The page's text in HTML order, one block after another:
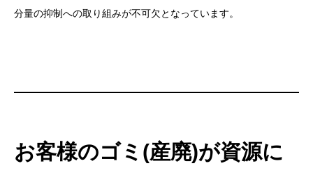
分量の抑制への取り組みが不可欠となっています。
お客様のゴミ(産廃)が資源に